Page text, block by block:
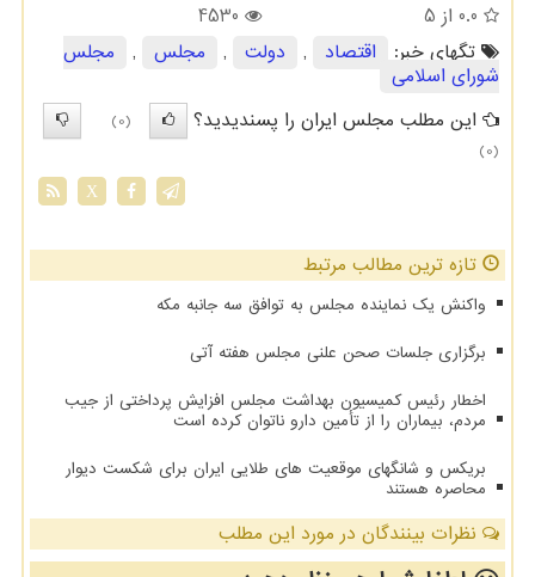
0.0 از 5
4530
تگهای خبر:
اقتصاد , دولت , مجلس ,
مجلس
شورای اسلامی
این مطلب مجلس ایران را پسندیدید؟
(0)
(0)
X
تازه ترین مطالب مرتبط
واکنش یک نماینده مجلس به توافق سه جانبه مکه
برگزاری جلسات صحن علنی مجلس هفته آتی
اخطار رئیس کمیسیون بهداشت مجلس افزایش پرداختی از جیب
مردم، بیماران را از تأمین دارو ناتوان کرده است
بریکس و شانگهای موقعیت های طلایی ایران برای شکست دیوار
محاصره هستند
نظرات بینندگان در مورد این مطلب